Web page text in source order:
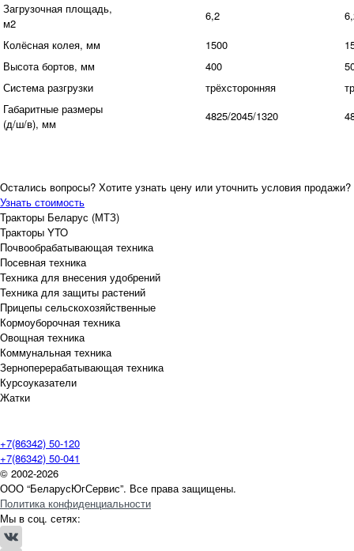
Загрузочная площадь,
м2
6,2
Колёсная колея, мм
1500
Высота бортов, мм
400
Система разгрузки
трёхсторонняя
Габаритные размеры
(д/ш/в), мм
4825/2045/1320
Остались вопросы? Хотите узнать цену или уточнить условия продажи?
Узнать стоимость
Тракторы Беларус (МТЗ)
Тракторы YTO
Почвообрабатывающая техника
Посевная техника
Техника для внесения удобрений
Техника для защиты растений
Прицепы сельскохозяйственные
Кормоуборочная техника
Овощная техника
Коммунальная техника
Зерноперерабатывающая техника
Курсоуказатели
Жатки
+7(86342) 50-120
+7(86342) 50-041
© 2002-2026
ООО “БеларусЮгСервис”. Все права защищены.
Политика конфиденциальности
Мы в соц. сетях: